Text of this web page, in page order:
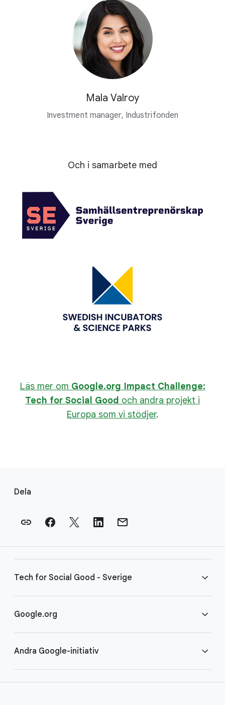
Mala Valroy
Investment manager, Industrifonden
Och i samarbete med
Läs mer om Google.org Impact Challenge:
Tech for Social Good och andra projekt i
Europa som vi stödjer.
Dela
Tech for Social Good - Sverige
Vanliga frågor
Google.org
Hem
COVID-19
Andra Google-initiativ
Google för ideella organisationer